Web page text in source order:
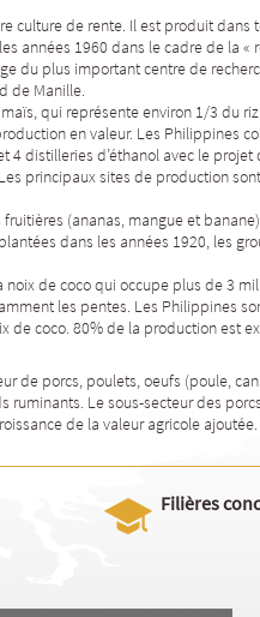
culture de rente. Il est produit dans
années 1960 dans le cadre de la «
du plus important centre de
de Manille.
qui représente environ 1/3 du
en valeur. Les Philippines
4 distilleries d’éthanol avec le projet
principaux sites de production
(ananas, mangue et
dans les années 1920, les
de coco qui occupe plus de 3
les pentes. Les Philippines
de coco. 80% de la production est
de porcs, poulets, oeufs (poule,
ruminants. Le sous-secteur des
de la valeur agricole ajoutée.
Filières